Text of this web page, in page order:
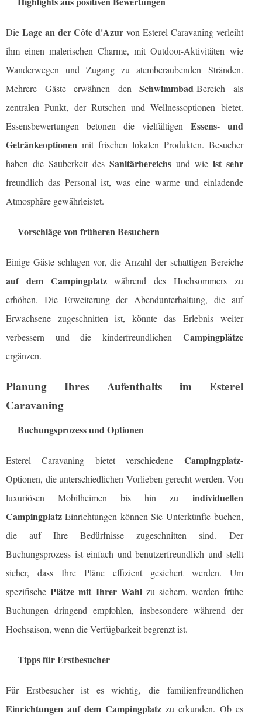
Die Lage an der Côte d'Azur von Esterel Caravaning verleiht
ihm einen malerischen Charme, mit Outdoor-Aktivitäten wie
Wanderwegen und Zugang zu atemberaubenden Stränden.
Mehrere Gäste erwähnen denSchwimmbad-Bereich als
zentralen Punkt, der Rutschen und Wellnessoptionen bietet.
Essensbewertungen betonen die vielfältigen Essens- und
Getränkeoptionen mit frischen lokalen Produkten. Besucher
haben die Sauberkeit des Sanitärbereichsund wie ist sehr
freundlich das Personal ist, was eine warme und einladende
Atmosphäre gewährleistet.
Vorschläge von früheren Besuchern
Einige Gäste schlagen vor, die Anzahl der schattigen Bereiche
auf dem Campingplatzwährend des Hochsommers zu
erhöhen. Die Erweiterung der Abendunterhaltung, die auf
Erwachsene zugeschnitten ist, könnte das Erlebnis weiter
verbessern und die kinderfreundlichen Campingplätze
ergänzen.
Planung Ihres Aufenthalts im Esterel
Caravaning
Buchungsprozess und Optionen
Esterel Caravaning bietet verschiedene Campingplatz-
Optionen, die unterschiedlichen Vorlieben gerecht werden. Von
luxuriösen Mobilheimen bis hin zu individuellen
Campingplatz-Einrichtungen können Sie Unterkünfte buchen,
die auf Ihre Bedürfnisse zugeschnitten sind. Der
Buchungsprozess ist einfach und benutzerfreundlich und stellt
sicher, dass Ihre Pläne effizient gesichert werden. Um
spezifischePlätze mit Ihrer Wahlzu sichern, werden frühe
Buchungen dringend empfohlen, insbesondere während der
Hochsaison, wenn die Verfügbarkeit begrenzt ist.
Tipps für Erstbesucher
Für Erstbesucher ist es wichtig, die familienfreundlichen
Einrichtungen auf dem Campingplatz zu erkunden. Ob es